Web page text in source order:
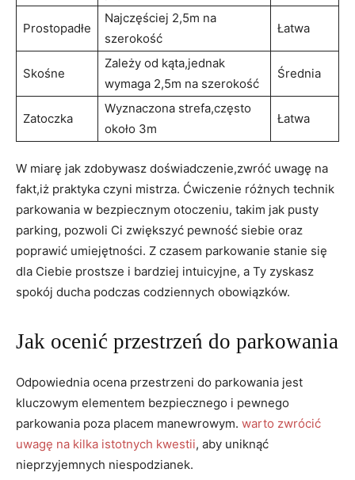
Prostopadłe
Najczęściej 2,5m na
szerokość
Łatwa
Skośne
Zależy od kąta,jednak
wymaga 2,5m na szerokość
Średnia
Zatoczka
Wyznaczona strefa,często
około 3m
Łatwa
W miarę jak zdobywasz doświadczenie,zwróć uwagę na
fakt,iż praktyka czyni mistrza. Ćwiczenie różnych technik
parkowania w bezpiecznym otoczeniu, takim jak pusty
parking, pozwoli Ci zwiększyć pewność siebie oraz
poprawić umiejętności. Z czasem parkowanie stanie się
dla Ciebie prostsze i bardziej intuicyjne, a Ty zyskasz
spokój ducha podczas codziennych obowiązków.
Jak ocenić przestrzeń do parkowania
Odpowiednia ocena przestrzeni do parkowania jest
kluczowym elementem bezpiecznego i pewnego
parkowania poza placem manewrowym. warto zwrócić
uwagę na kilka istotnych kwestii, aby uniknąć
nieprzyjemnych niespodzianek.